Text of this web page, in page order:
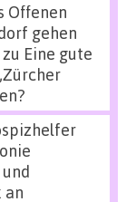
Offenen
gehen
zu Eine gute
an